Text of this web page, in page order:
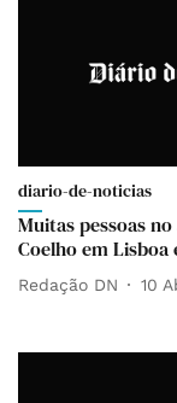
diario-de-noticias
Muitas pessoas
Coelho em Lisboa
Redação DN 10